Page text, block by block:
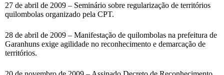
27 de abril de 2009 – Seminário sobre regularização de territórios
quilombolas organizado pela CPT.
28 de abril de 2009 – Manifestação de quilombolas na prefeitura de
Garanhuns exige agilidade no reconhecimento e demarcação de
territórios.